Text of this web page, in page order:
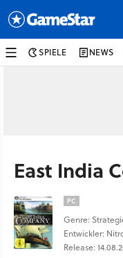
SPIELE NEWS
East India
PC
Genre:
Entwickler:
Release: